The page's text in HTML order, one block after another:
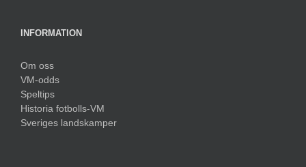
INFORMATION
Om oss
VM-odds
Speltips
Historia fotbolls-VM
Sveriges landskamper